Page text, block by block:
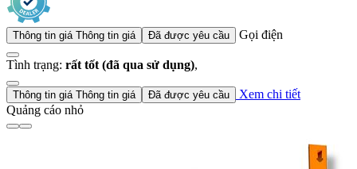
Thông tin giá Thông tin giá Đã được yêu cầu Gọi điện
Tình trạng: rất tốt (đã qua sử dụng),
Thông tin giá Thông tin giá Đã được yêu cầu
Xem chi tiết
Quảng cáo nhỏ